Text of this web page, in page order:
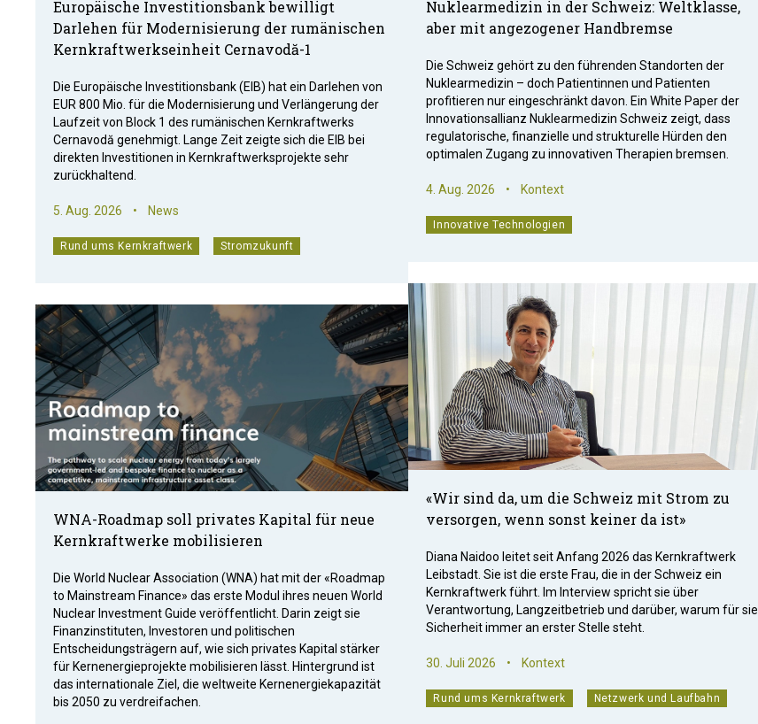
Europäische Investitionsbank bewilligt
Darlehen für Modernisierung der rumänischen
Kernkraftwerkseinheit Cernavodă-1
Die Europäische Investitionsbank (EIB) hat ein Darlehen von
EUR 800 Mio. für die Modernisierung und Verlängerung der
Laufzeit von Block 1 des rumänischen Kernkraftwerks
Cernavodă genehmigt. Lange Zeit zeigte sich die EIB bei
direkten Investitionen in Kernkraftwerksprojekte sehr
zurückhaltend.
5. Aug. 2026 • News
Rund ums Kernkraftwerk Stromzukunft
WNA-Roadmap soll privates Kapital für neue
Kernkraftwerke mobilisieren
Die World Nuclear Association (WNA) hat mit der «Roadmap
to Mainstream Finance» das erste Modul ihres neuen World
Nuclear Investment Guide veröffentlicht. Darin zeigt sie
Finanzinstituten, Investoren und politischen
Entscheidungsträgern auf, wie sich privates Kapital stärker
für Kernenergieprojekte mobilisieren lässt. Hintergrund ist
das internationale Ziel, die weltweite Kernenergiekapazität
bis 2050 zu verdreifachen.
Nuklearmedizin in der Schweiz: Weltklasse,
aber mit angezogener Handbremse
Die Schweiz gehört zu den führenden Standorten der
Nuklearmedizin – doch Patientinnen und Patienten
profitieren nur eingeschränkt davon. Ein White Paper der
Innovationsallianz Nuklearmedizin Schweiz zeigt, dass
regulatorische, finanzielle und strukturelle Hürden den
optimalen Zugang zu innovativen Therapien bremsen.
4. Aug. 2026 • Kontext
Innovative Technologien
«Wir sind da, um die Schweiz mit Strom zu
versorgen, wenn sonst keiner da ist»
Diana Naidoo leitet seit Anfang 2026 das Kernkraftwerk
Leibstadt. Sie ist die erste Frau, die in der Schweiz ein
Kernkraftwerk führt. Im Interview spricht sie über
Verantwortung, Langzeitbetrieb und darüber, warum für sie
Sicherheit immer an erster Stelle steht.
30. Juli 2026 • Kontext
Rund ums Kernkraftwerk Netzwerk und Laufbahn